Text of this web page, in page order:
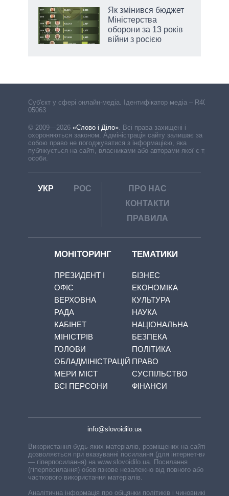
Як змінився бюджет
Міністерства
оборони за 13 років
війни з росією
Cуб'єкт у сфері онлайн-медіа. Ідентифікатор медіа – R40-
05063
© 2009—2026 «Слово і Діло»
Всі права захищені і
охороняються законом. Адміністрація сайту залишає за
собою право не погоджуватися з інформацією, яка
публікується на сайті, власниками або авторами якої є треті
особи.
УКР РОС
ПРО НАС
КОНТАКТИ
ПРАВИЛА
МОНІТОРИНГ
ПРЕЗИДЕНТ І
ОФІС
ВЕРХОВНА
РАДА
КАБІНЕТ
МІНІСТРІВ
ГОЛОВИ
ОБЛАДМІНІСТРАЦІЙ
МЕРИ МІСТ
ВСІ ПЕРСОНИ
ТЕМАТИКИ
БІЗНЕС
ЕКОНОМІКА
КУЛЬТУРА
НАУКА
НАЦІОНАЛЬНА
БЕЗПЕКА
ПОЛІТИКА
ПРАВО
СУСПІЛЬСТВО
ФІНАНСИ
info@slovoidilo.ua
Використання будь-яких матеріалів, розміщених на сайті,
дозволяється при вказуванні посилання (для інтернет-видань
— гіперпосилання) на www.slovoidilo.ua. Посилання
(гіперпосилання) обов’язкове незалежно від повного або
часткового використання матеріалів.
Аналітична інформація про обіцянки політиків і чиновників,